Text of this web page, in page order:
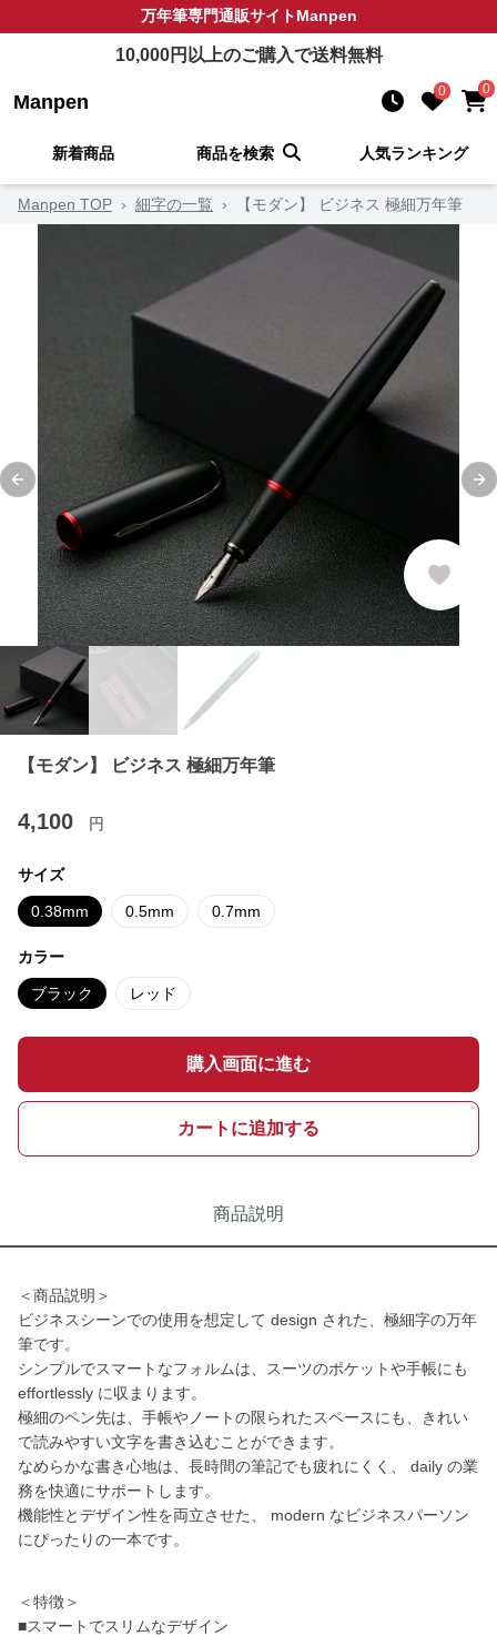
万年筆専門通販サイトManpen
10,000円以上のご購入で送料無料
Manpen 0 0
新着商品 商品を検索 人気ランキング
Manpen TOP › 細字の一覧 › 【モダン】 ビジネス 極細万年筆
Previous slide
【モダン】 ビジネス 極細万年筆
4,100 円
サイズ
0.38mm 0.5mm 0.7mm
カラー
ブラック レッド
購入画面に進む
カートに追加する
商品説明
＜商品説明＞
ビジネスシーンでの使用を想定して design された、極細字の万年
筆です。
シンプルでスマートなフォルムは、スーツのポケットや手帳にも
effortlessly に収まります。
極細のペン先は、手帳やノートの限られたスペースにも、きれい
で読みやすい文字を書き込むことができます。
なめらかな書き心地は、長時間の筆記でも疲れにくく、 daily の業
務を快適にサポートします。
機能性とデザイン性を両立させた、 modern なビジネスパーソン
にぴったりの一本です。
＜特徴＞
■スマートでスリムなデザイン